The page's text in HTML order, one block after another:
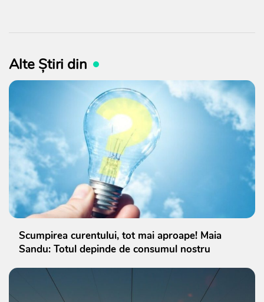
Alte Știri din
Scumpirea curentului, tot mai aproape! Maia
Sandu: Totul depinde de consumul nostru